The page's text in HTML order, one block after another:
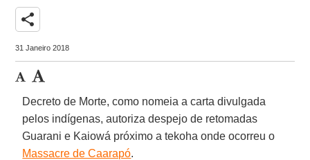
share
31 Janeiro 2018
Decreto de Morte, como nomeia a carta divulgada
pelos indígenas, autoriza despejo de retomadas
Guarani e Kaiowá próximo a tekoha onde ocorreu o
Massacre de Caarapó.